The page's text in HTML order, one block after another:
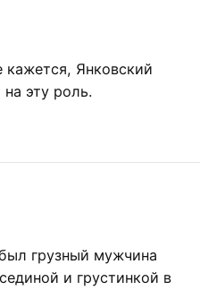
кажется, Янковский
эту роль.
грузный мужчина
и грустинкой в